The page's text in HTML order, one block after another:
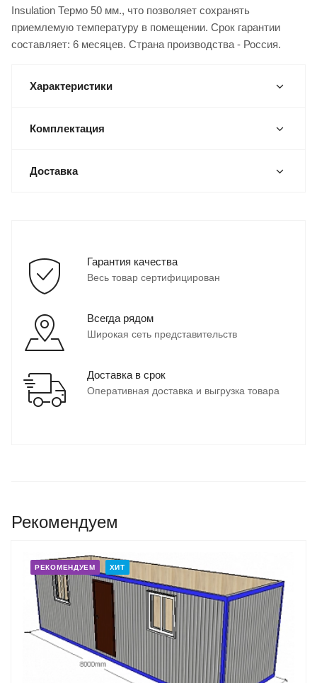
Insulation Термо 50 мм., что позволяет сохранять
приемлемую температуру в помещении. Срок гарантии
составляет: 6 месяцев. Страна производства - Россия.
Характеристики
Комплектация
Доставка
Гарантия качества
Весь товар сертифицирован
Всегда рядом
Широкая сеть представительств
Доставка в срок
Оперативная доставка и выгрузка товара
Рекомендуем
РЕКОМЕНДУЕМ ХИТ